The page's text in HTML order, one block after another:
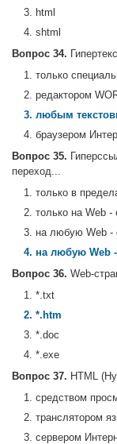
3. html
4. shtml
Вопрос 34.
1. только
2. редактором
3. любым
4. браузером
Вопрос 35.
переход...
1. только в
2. только на Web -
3. на любую Web -
4. на любую Web
Вопрос 36. Web-
1. *.txt
2. *.htm
3. *.doc
4. *.exe
Вопрос 37. HTML
1. средством
2. транслятором
3. сервером